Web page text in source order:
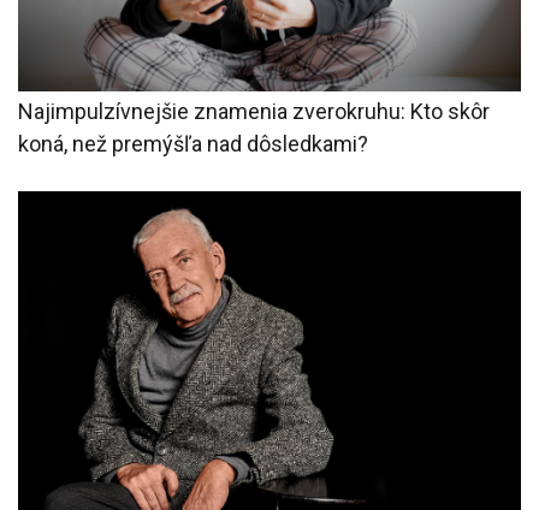
Najimpulzívnejšie znamenia zverokruhu: Kto skôr
koná, než premýšľa nad dôsledkami?